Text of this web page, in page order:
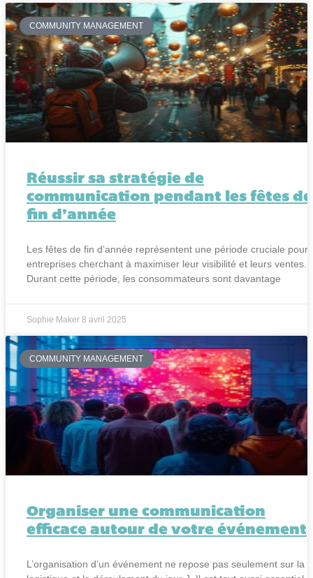
COMMUNITY MANAGEMENT
Réussir sa stratégie de
communication pendant les fêtes de
fin d’année
Les fêtes de fin d’année représentent une période cruciale pour
entreprises cherchant à maximiser leur visibilité et leurs ventes.
Durant cette période, les consommateurs sont davantage
Sophie Maker 8 avril 2025
COMMUNITY MANAGEMENT
Organiser une communication
efficace autour de votre événement
L’organisation d’un événement ne repose pas seulement sur la